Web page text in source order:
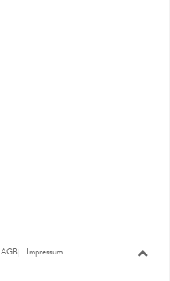
AGB Impressum